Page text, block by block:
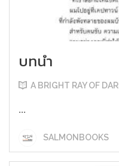
บทนำ
A BRIGHT RAY OF
...
SALMONBOOKS